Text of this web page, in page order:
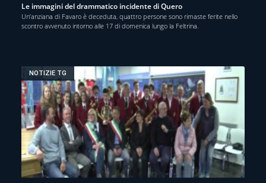
Le immagini del drammatico incidente di Quero
Un’anziana di Favaro è deceduta, quattro persone sono rimaste ferite nello
scontro avvenuto intorno alle 17 di domenica lungo la Feltrina.
NOTIZIE TG